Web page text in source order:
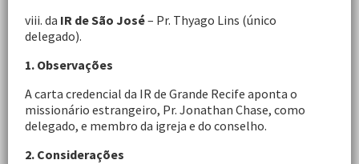
viii. da IR de São José– Pr. Thyago Lins (único
delegado).
1. Observações
A carta credencial da IR de Grande Recife aponta o
missionário estrangeiro, Pr. Jonathan Chase, como
delegado, e membro da igreja e do conselho.
2. Considerações